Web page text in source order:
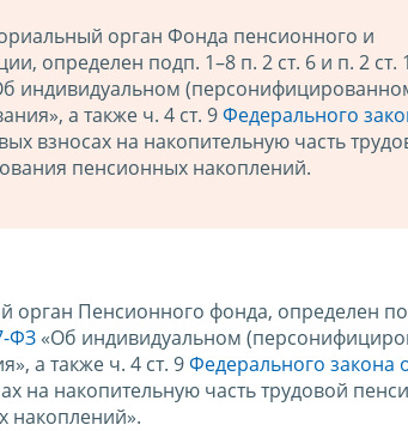
орган Фонда пенсионного и
определен подп. 1–8 п. 2 ст. 6 и п. 2 ст.
индивидуальном
а также ч. 4 ст. 9Федерального
взносах на накопительную часть
пенсионных накоплений.
орган Пенсионного фонда, определен
ФЗ «Об индивидуальном
а также ч. 4 ст. 9Федерального закона
на накопительную часть трудовой
накоплений».